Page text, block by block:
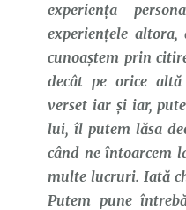
experiența
experiențele
cunoaștem prin
decât pe orice
verset iar și iar,
lui, îl putem lăsa
când ne întoarcem
multe lucruri. Iată
Putem pune